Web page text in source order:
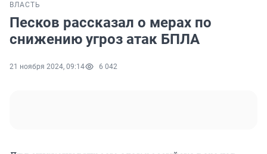
ВЛАСТЬ
Песков рассказал о мерах по
снижению угроз атак БПЛА
21 ноября 2024, 09:14 6 042